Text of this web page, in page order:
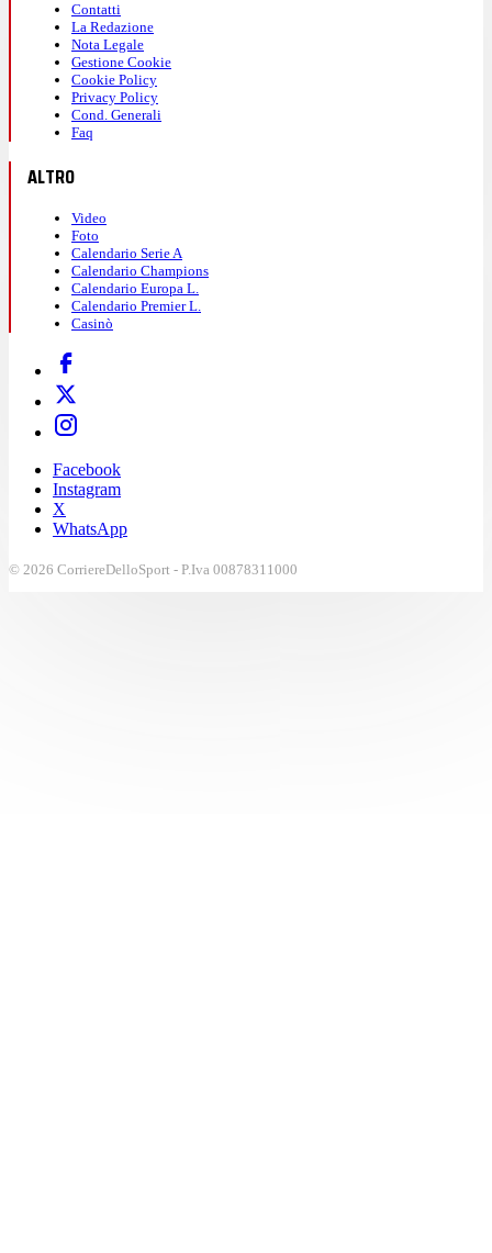
Contatti
La Redazione
Nota Legale
Gestione Cookie
Cookie Policy
Privacy Policy
Cond. Generali
Faq
ALTRO
Video
Foto
Calendario Serie A
Calendario Champions
Calendario Europa L.
Calendario Premier L.
Casinò
Facebook
Instagram
X
WhatsApp
© 2026 CorriereDelloSport - P.Iva 00878311000